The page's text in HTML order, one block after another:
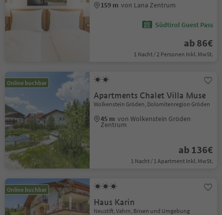
159 m von Lana Zentrum
Südtirol Guest Pass
ab 86€
1 Nacht / 2 Personen Inkl. MwSt.
Online buchbar
Apartments Chalet Villa Muse
Wolkenstein Gröden, Dolomitenregion Gröden
45 m von Wolkenstein Gröden
Zentrum
ab 136€
1 Nacht / 1 Apartment Inkl. MwSt.
Online buchbar
Haus Karin
Neustift, Vahrn, Brixen und Umgebung